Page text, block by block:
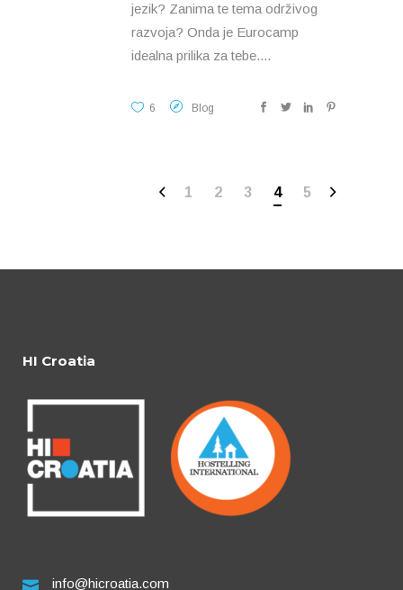
jezik? Zanima te tema održivog
razvoja? Onda je Eurocamp
idealna prilika za tebe.
6 Blog
1 2 3 4 5
HI Croatia
info@hicroatia.com